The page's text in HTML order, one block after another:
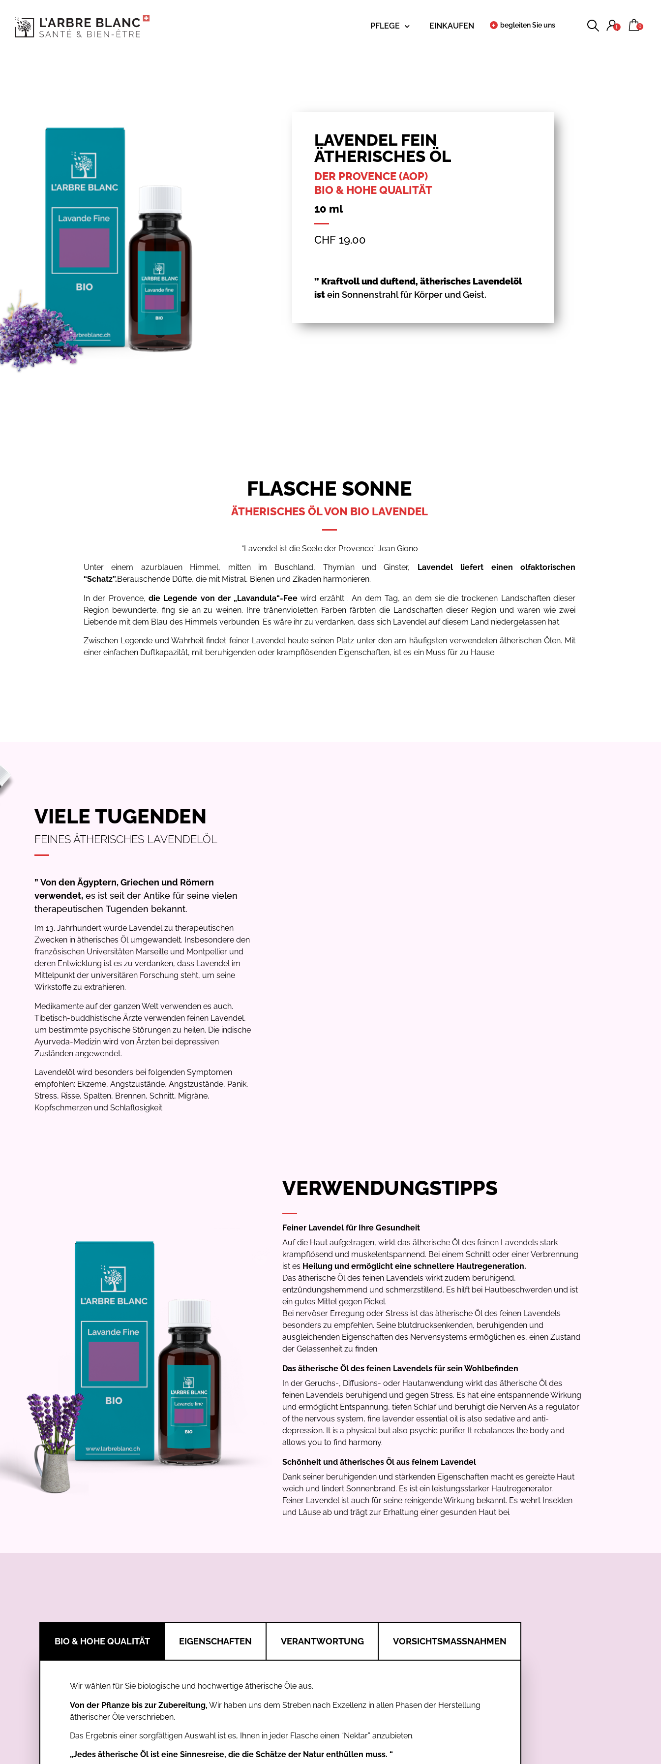
PFLEGE EINKAUFEN begleiten Sie uns 1 0
LAVENDEL FEIN
ÄTHERISCHES ÖL
DER PROVENCE (AOP)
BIO & HOHE QUALITÄT
10 ml
CHF19.00
” Kraftvoll und duftend, ätherisches Lavendelöl
istein Sonnenstrahl für Körper und Geist.
FLASCHE SONNE
ÄTHERISCHES ÖL VON BIO LAVENDEL
“Lavendel ist die Seele der Provence” Jean Giono
Unter einem azurblauen Himmel, mitten im Buschland, Thymian und Ginster,
Lavendel liefert einen olfaktorischen
“Schatz”.Berauschende Düfte, die mit Mistral, Bienen und Zikaden harmonieren.
In der Provence, die Legende von der „Lavandula“-Feewird erzählt . An dem Tag, an dem sie die trockenen Landschaften dieser
Region bewunderte, fing sie an zu weinen. Ihre tränenvioletten Farben färbten die Landschaften dieser Region und waren wie zwei
Liebende mit dem Blau des Himmels verbunden. Es wäre ihr zu verdanken, dass sich Lavendel auf diesem Land niedergelassen hat.
Zwischen Legende und Wahrheit findet feiner Lavendel heute seinen Platz unter den am häufigsten verwendeten ätherischen Ölen. Mit
einer einfachen Duftkapazität, mit beruhigenden oder krampflösenden Eigenschaften, ist es ein Muss für zu Hause.
VIELE TUGENDEN​
FEINES ÄTHERISCHES LAVENDELÖL
” Von den Ägyptern, Griechen und Römern
verwendet, es ist seit der Antike für seine vielen
therapeutischen Tugenden bekannt.
Im 13. Jahrhundert wurde Lavendel zu therapeutischen
Zwecken in ätherisches Öl umgewandelt. Insbesondere den
französischen Universitäten Marseille und Montpellier und
deren Entwicklung ist es zu verdanken, dass Lavendel im
Mittelpunkt der universitären Forschung steht, um seine
Wirkstoffe zu extrahieren.
Medikamente auf der ganzen Welt verwenden es auch.
Tibetisch-buddhistische Ärzte verwenden feinen Lavendel,
um bestimmte psychische Störungen zu heilen. Die indische
Ayurveda-Medizin wird von Ärzten bei depressiven
Zuständen angewendet.
Lavendelöl wird besonders bei folgenden Symptomen
empfohlen: Ekzeme, Angstzustände, Angstzustände, Panik,
Stress, Risse, Spalten, Brennen, Schnitt, Migräne,
Kopfschmerzen und Schlaflosigkeit
VERWENDUNGSTIPPS
Feiner Lavendel für Ihre Gesundheit
Auf die Haut aufgetragen, wirkt das ätherische Öl des feinen Lavendels stark
krampflösend und muskelentspannend. Bei einem Schnitt oder einer Verbrennung
ist es Heilung und ermöglicht eine schnellere Hautregeneration.
Das ätherische Öl des feinen Lavendels wirkt zudem beruhigend,
entzündungshemmend und schmerzstillend. Es hilft bei Hautbeschwerden und ist
ein gutes Mittel gegen Pickel.
Bei nervöser Erregung oder Stress ist das ätherische Öl des feinen Lavendels
besonders zu empfehlen. Seine blutdrucksenkenden, beruhigenden und
ausgleichenden Eigenschaften des Nervensystems ermöglichen es, einen Zustand
der Gelassenheit zu finden.
Das ätherische Öl des feinen Lavendels für sein Wohlbefinden
In der Geruchs-, Diffusions- oder Hautanwendung wirkt das ätherische Öl des
feinen Lavendels beruhigend und gegen Stress. Es hat eine entspannende Wirkung
und ermöglicht Entspannung, tiefen Schlaf und beruhigt die Nerven.As a regulator
of the nervous system, fine lavender essential oil is also sedative and anti-
depression. It is a physical but also psychic purifier. It rebalances the body and
allows you to find harmony.
Schönheit und ätherisches Öl aus feinem Lavendel
Dank seiner beruhigenden und stärkenden Eigenschaften macht es gereizte Haut
weich und lindert Sonnenbrand. Es ist ein leistungsstarker Hautregenerator.
Feiner Lavendel ist auch für seine reinigende Wirkung bekannt. Es wehrt Insekten
und Läuse ab und trägt zur Erhaltung einer gesunden Haut bei.
BIO & HOHE QUALITÄT EIGENSCHAFTEN VERANTWORTUNG VORSICHTSMASSNAHMEN
Wir wählen für Sie biologische und hochwertige ätherische Öle aus.
Von der Pflanze bis zur Zubereitung, Wir haben uns dem Streben nach Exzellenz in allen Phasen der Herstellung
ätherischer Öle verschrieben.
Das Ergebnis einer sorgfältigen Auswahl ist es, Ihnen in jeder Flasche einen “Nektar” anzubieten.
„Jedes ätherische Öl ist eine Sinnesreise, die die Schätze der Natur enthüllen muss. “